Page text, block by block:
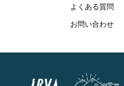
よくある質問
お問い合わせ